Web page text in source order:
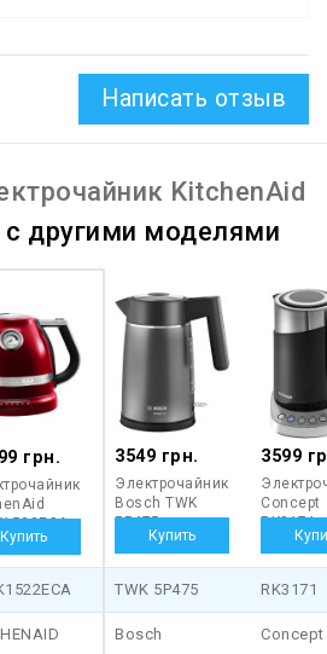
Написать отзыв
KitchenAid
с другими моделями
грн. 3549 грн.
Электрочайник
Bosch TWK
5P475
3599
Concept
RK3171
TWK 5P475 RK3171
Bosch Concept